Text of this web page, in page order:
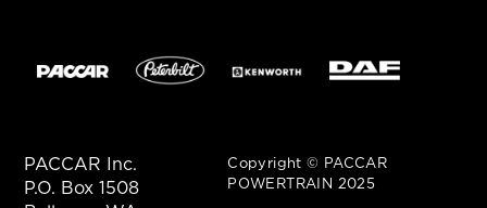
PACCAR Inc.
P.O. Box 1508
Copyright © PACCAR
POWERTRAIN 2025